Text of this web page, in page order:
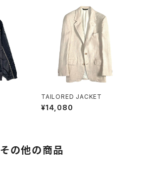
TAILORED JACKET
¥14,080
その他の商品